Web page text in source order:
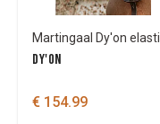
DY'ON
€ 154.99